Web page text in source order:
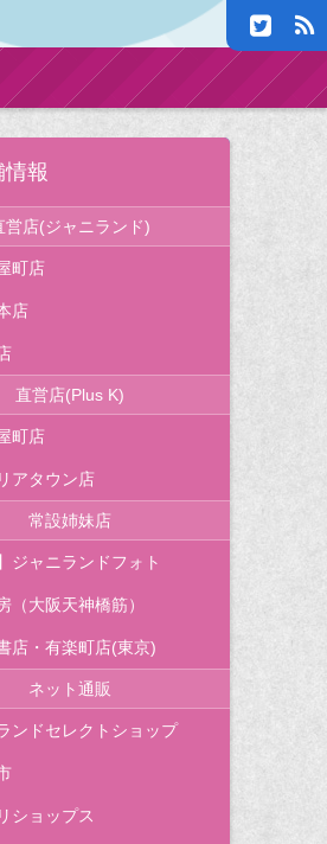
情報
営店(ジャニランド)
町店
店
直営店(Plus K)
町店
アタウン店
常設姉妹店
ジャニランドフォト
（大阪天神橋筋）
店・有楽町店(東京)
ネット通販
ンドセレクトショップ
ショップス